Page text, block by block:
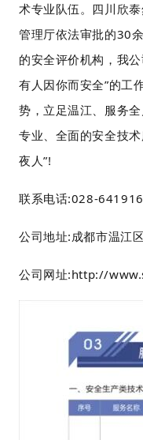
术专业队伍。四川欣
管理厅依法审批的30
的安全评价机构，我
有人因你而安全”的工
势，立足温江、服务
专业、全面的安全技
夜人”!
联系电话:028-
公司地址:成都市温江
公司网址:http://